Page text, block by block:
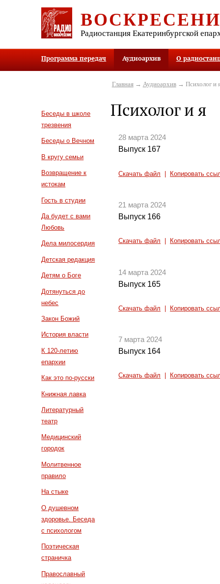
Радиостанция Екатеринбургской
Программа передач Аудиоархив О
Беседы в школе
трезвения
Беседы о Вечном
В кругу семьи
Возвращение к
истокам
Гость в студии
Да будет с вами
Любовь
Дела милосердия
Детская редакция
Детям о Боге
Дотянуться до
небес
Закон Божий
История власти
К 120-летию
епархии
Как это по-русски
Книжная лавка
Литературный
театр
Медицинский
городок
Молитвенное
правило
На стыке
О душевном
здоровье. Беседа
с психологом
Поэтическая
страничка
Православный
Главная→ Аудиоархив→ Психолог и
Психолог и я
28 марта 2024
Выпуск 167
Скачать файл Копировать
21 марта 2024
Выпуск 166
Скачать файл Копировать
14 марта 2024
Выпуск 165
Скачать файл Копировать
7 марта 2024
Выпуск 164
Скачать файл Копировать